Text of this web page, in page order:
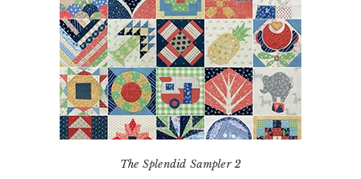
The Splendid Sampler 2